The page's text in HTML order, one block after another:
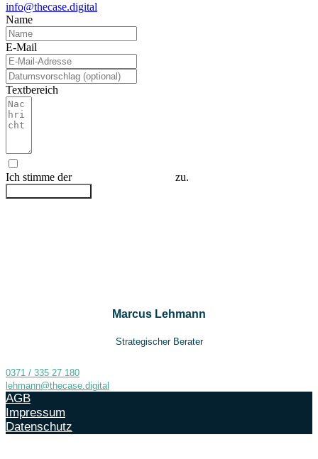
info@thecase.digital
Name
E-Mail
Textbereich
Ich stimme der zu.
Marcus Lehmann
Strategischer Berater
0371 / 335 27 180
lehmann@thecase.digital
AGB
Impressum
Datenschutz